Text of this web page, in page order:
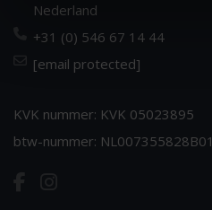
Nederland
+31 (0) 546 67 14 44
[email protected]
KVK nummer: KVK 05023895
btw-nummer: NL007355828B01